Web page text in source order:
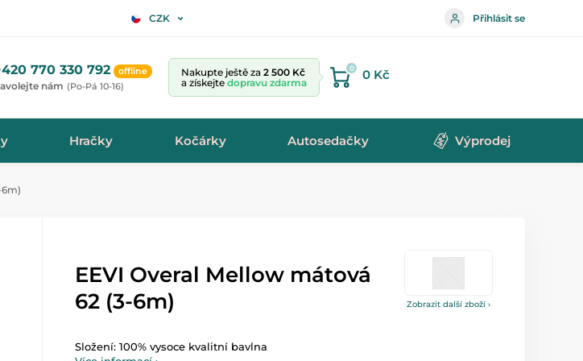
CZK Přihlásit se
770 330 792 offline
nám (Po-Pá 10-16)
Nakupte ještě za 2 500 Kč
a získejte dopravu zdarma
0 0 Kč
Hračky Kočárky Autosedačky Výprodej
Zobrazit další zboží ›
EEVI Overal Mellow mátová
62 (3-6m)
Složení: 100% vysoce kvalitní bavlna